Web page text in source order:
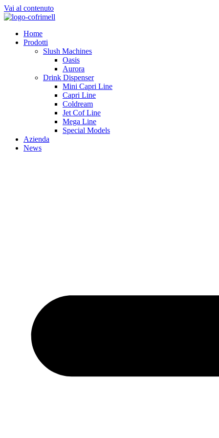
Vai al contenuto
Home
Prodotti
Slush Machines
Oasis
Aurora
Drink Dispenser
Mini Capri Line
Capri Line
Coldream
Jet Cof Line
Mega Line
Special Models
Azienda
News